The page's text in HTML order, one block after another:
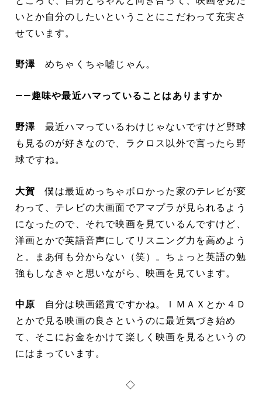
いとか自分のしたいということにこだわって充実さ
せています。
野澤めちゃくちゃ嘘じゃん。
――趣味や最近ハマっていることはありますか
野澤最近ハマっているわけじゃないですけど野球
も見るのが好きなので、ラクロス以外で言ったら野
球ですね。
大賀 僕は最近めっちゃボロかった家のテレビが変
わって、テレビの大画面でアマプラが見られるよう
になったので、それで映画を見ているんですけど、
洋画とかで英語音声にしてリスニング力を高めよう
と。まあ何も分からない（笑）。ちょっと英語の勉
強もしなきゃと思いながら、映画を見ています。
中原 自分は映画鑑賞ですかね。ＩＭＡＸとか４Ｄ
とかで見る映画の良さというのに最近気づき始め
て、そこにお金をかけて楽しく映画を見るというの
にはまっています。
◇